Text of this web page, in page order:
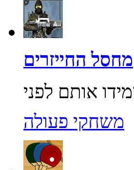
מחסל החייזרים
משחקי פעולה